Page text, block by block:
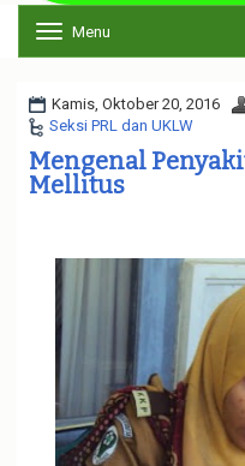
Menu
Kamis, Oktober 20, 2016
Seksi PRL dan UKLW
Mengenal
Mellitus